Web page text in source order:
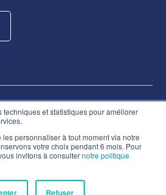
techniques et statistiques pour améliorer
personnaliser à tout moment via notre
votre choix pendant 6 mois. Pour
invitons à consulternotre politique
Refuser
® Tous droits réservés
d'Utilisation